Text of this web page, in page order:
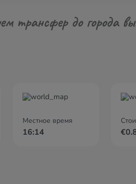
трансфер до города
Местное время
16:14